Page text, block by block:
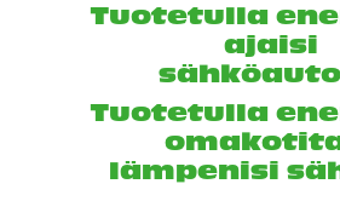
Tuotetulla
ajaisi
Tuotetulla
lämpenisi